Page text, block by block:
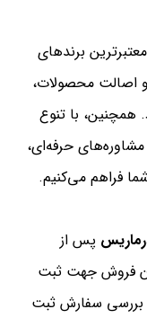
برندهای
و اصالت محصولات،
همچنین، با تنوع
حرفه‌ای،
فراهم می‌کنیم.
پس از
فروش جهت ثبت
بررسی سفارش ثبت